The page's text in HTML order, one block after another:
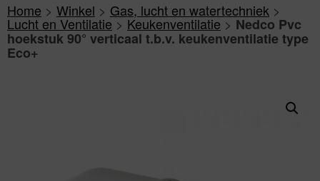
Home > Winkel > Gas, lucht en watertechniek >
Lucht en Ventilatie>Keukenventilatie>Nedco Pvc
hoekstuk 90° verticaal t.b.v. keukenventilatie type
Eco+